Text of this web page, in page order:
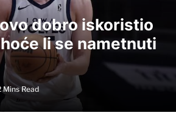
dobro iskoristio
li se nametnuti
Mins Read